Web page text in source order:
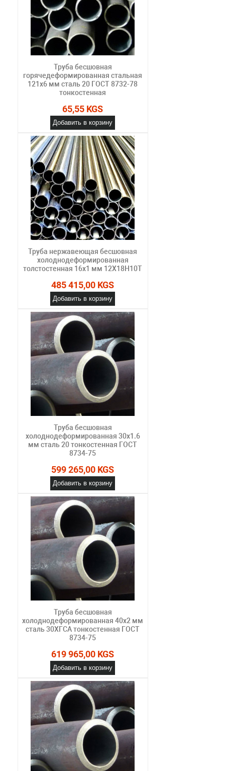
Труба бесшовная
горячедеформированная стальная
121х6 мм сталь 20 ГОСТ 8732-78
тонкостенная
65,55 KGS
Добавить в корзину
Труба нержавеющая бесшовная
холоднодеформированная
толстостенная 16х1 мм 12Х18Н10Т
485 415,00 KGS
Добавить в корзину
Труба бесшовная
холоднодеформированная 30х1.6
мм сталь 20 тонкостенная ГОСТ
8734-75
599 265,00 KGS
Добавить в корзину
Труба бесшовная
холоднодеформированная 40х2 мм
сталь 30ХГСА тонкостенная ГОСТ
8734-75
619 965,00 KGS
Добавить в корзину